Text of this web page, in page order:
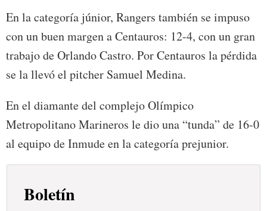
En la categoría júnior, Rangers también se impuso
con un buen margen a Centauros: 12-4, con un gran
trabajo de Orlando Castro. Por Centauros la pérdida
se la llevó el pitcher Samuel Medina.
En el diamante del complejo Olímpico
Metropolitano Marineros le dio una “tunda” de 16-0
al equipo de Inmude en la categoría prejunior.
Boletín